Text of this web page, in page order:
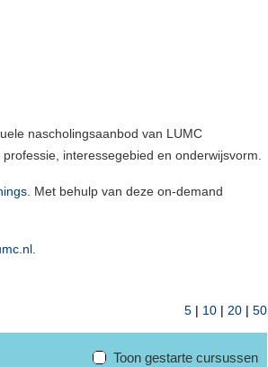
nascholingsaanbod van LUMC
interessegebied en onderwijsvorm.
. Met behulp van deze on-demand
5| 10| 20| 50
Toon gestarte cursussen